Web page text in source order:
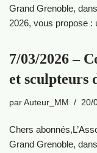
Grand Grenoble,
2026, vous propose
7/03/2026 –
et sculpteurs
par Auteur_MM 20/
Chers
Grand Grenoble,